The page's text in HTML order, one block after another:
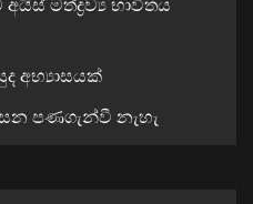
මත්ද්‍රව්‍ය භාවිතය
අභ්‍යාසයක්
පණගැන්වී නැහැ